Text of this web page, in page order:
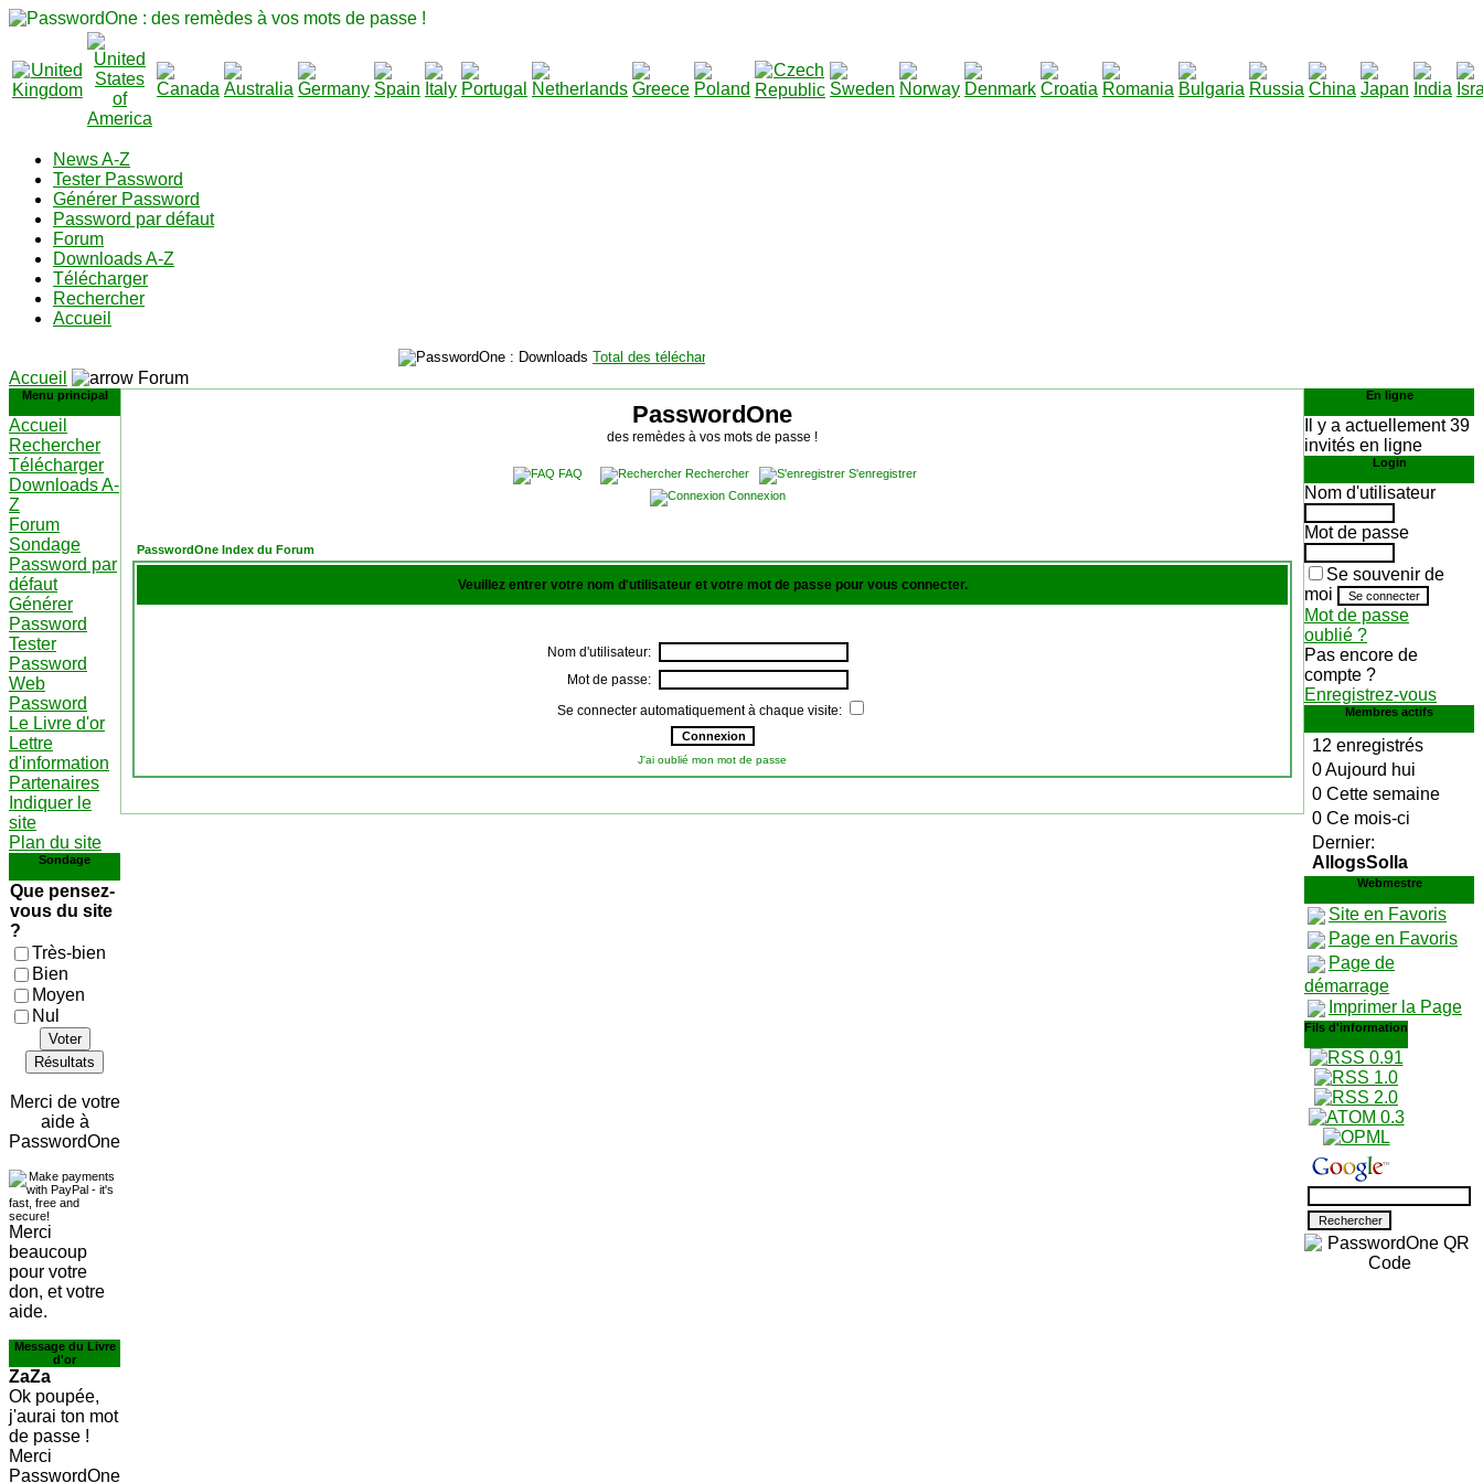
News A-Z
Tester Password
Générer Password
Password par défaut
Forum
Downloads A-Z
Télécharger
Rechercher
Accueil
Total des téléchargements
Accueil
Forum
Menu principal
Accueil
Rechercher
Télécharger
Downloads A-
Z
Forum
Sondage
Password par
défaut
Générer
Password
Tester
Password
Web
Password
Le Livre d'or
Lettre
d'information
Partenaires
Indiquer le
site
Plan du site
Sondage
Que pensez-
vous du site
?
Très-bien
Bien
Moyen
Nul
Voter
Résultats
Merci de votre
aide à
PasswordOne
Merci
beaucoup
pour votre
don, et votre
aide.
Message du Livre
d'or
ZaZa
Ok poupée,
j'aurai ton mot
de passe !
Merci
PasswordOne
PasswordOne
des remèdes à vos mots de passe !
FAQ Rechercher
S'enregistrer
Connexion
PasswordOne Index du Forum
Veuillez entrer votre nom d'utilisateur et votre mot de passe pour vous connecter.
Nom d'utilisateur:
Mot de passe:
Se connecter automatiquement à chaque visite:
J'ai oublié mon mot de passe
En ligne
Il y a actuellement 39
invités en ligne
Login
Nom d'utilisateur
Mot de passe
Se souvenir de
moi
Mot de passe
oublié ?
Pas encore de
compte ?
Enregistrez-vous
Membres actifs
12 enregistrés
0 Aujourd hui
0 Cette semaine
0 Ce mois-ci
Dernier:
AllogsSolla
Webmestre
Site en Favoris
Page en Favoris
Page de
démarrage
Imprimer la Page
Fils d'information